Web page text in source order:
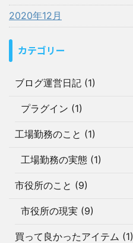
2020年12月
カテゴリー
ブログ運営日記 (1)
プラグイン (1)
工場勤務のこと (1)
工場勤務の実態 (1)
市役所のこと (9)
市役所の現実 (9)
買って良かったアイテム (1)